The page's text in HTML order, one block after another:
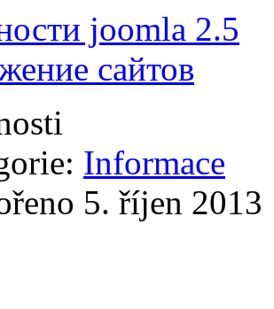
joomla 2.5
сайтов
Informace
5. říjen 2013